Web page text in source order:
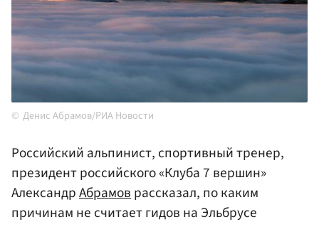
Денис Абрамов/РИА Новости
Российский альпинист, спортивный тренер,
президент российского «Клуба 7 вершин»
АлександрАбрамоврассказал, по каким
причинам не считает гидов на Эльбрусе